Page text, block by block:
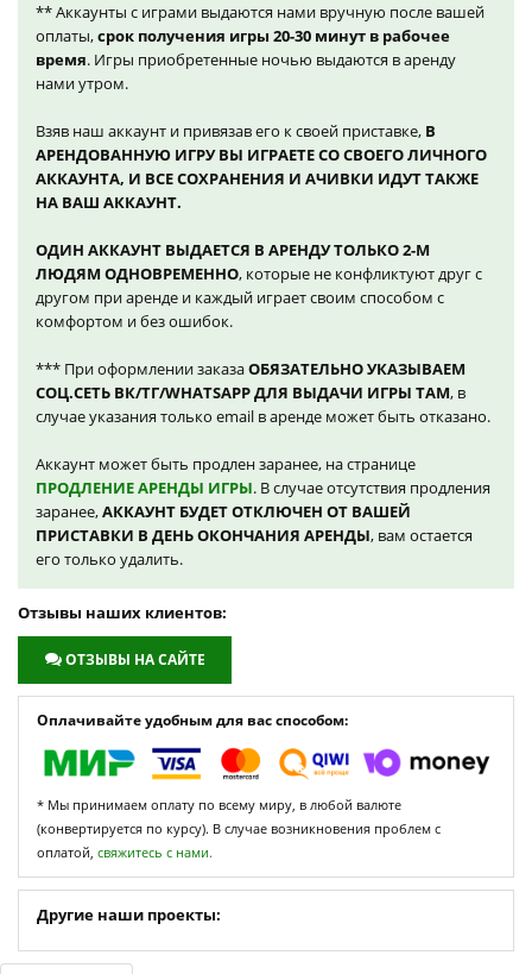
** Аккаунты с играми выдаются нами вручную после вашей
оплаты,срок получения игры 20-30 минут в рабочее
время. Игры приобретенные ночью выдаются в аренду
нами утром.
Взяв наш аккаунт и привязав его к своей приставке, В
АРЕНДОВАННУЮ ИГРУ ВЫ ИГРАЕТЕ СО СВОЕГО ЛИЧНОГО
АККАУНТА, И ВСЕ СОХРАНЕНИЯ И АЧИВКИ ИДУТ ТАКЖЕ
НА ВАШ АККАУНТ.
ОДИН АККАУНТ ВЫДАЕТСЯ В АРЕНДУ ТОЛЬКО 2-М
ЛЮДЯМ ОДНОВРЕМЕННО, которые не конфликтуют друг с
другом при аренде и каждый играет своим способом с
комфортом и без ошибок.
*** При оформлении заказаОБЯЗАТЕЛЬНО УКАЗЫВАЕМ
СОЦ.СЕТЬ ВК/ТГ/WHATSAPP ДЛЯ ВЫДАЧИ ИГРЫ ТАМ, в
случае указания только email в аренде может быть отказано.
Аккаунт может быть продлен заранее, на странице
ПРОДЛЕНИЕ АРЕНДЫ ИГРЫ. В случае отсутствия продления
заранее,АККАУНТ БУДЕТ ОТКЛЮЧЕН ОТ ВАШЕЙ
ПРИСТАВКИ В ДЕНЬ ОКОНЧАНИЯ АРЕНДЫ, вам остается
его только удалить.
Отзывы наших клиентов:
ОТЗЫВЫ НА САЙТЕ
Оплачивайте удобным для вас способом:
* Мы принимаем оплату по всему миру, в любой валюте
(конвертируется по курсу). В случае возникновения проблем с
оплатой, свяжитесь с нами.
Другие наши проекты: